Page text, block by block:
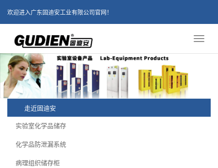
欢迎进入广东固迪安工业有限公司官网！
走近固迪安
实验室化学品储存
化学品防泄漏系统
病理组织储存柜